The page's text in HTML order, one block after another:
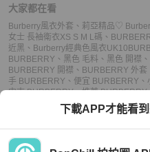
大家都在看
Burberry風衣外套 、 莉亞精品♡
女士 長袖衛衣XS S M L碼 、
近黑 、 Burberry經典色風衣UK10
BURBERRY 、 黑色 毛料 、 黑色 開襟 、
BURBERRY 開襟 、 BURBERRY 外套
手 BURBERRY 、 便宜 BURBERRY 、
中古 BURBERRY、推薦 BURBERRY
中古 開襟、推薦 開襟、二手
、 推薦 外套
下載APP才能看